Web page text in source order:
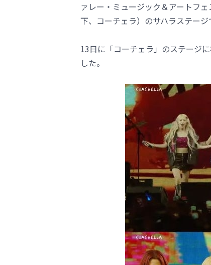
ァレー・ミュージック＆アートフ
下、コーチェラ）のサハラステージ
13日に「コーチェラ」のステージ
した。